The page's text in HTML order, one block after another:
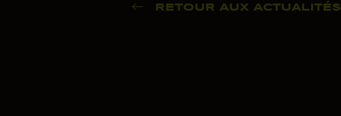
RETOUR AUX ACTUALITÉS